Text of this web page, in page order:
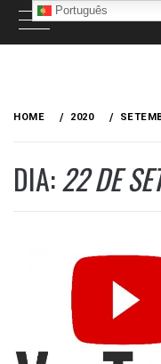
HOME 2020
DIA:22 DE
Português